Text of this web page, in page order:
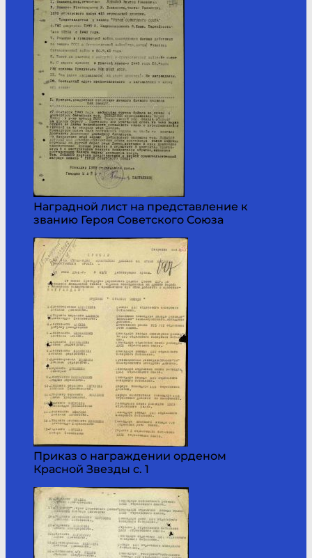
Наградной лист на представление к
званию Героя Советского Союза
Приказ о награждении орденом
Красной Звезды с. 1